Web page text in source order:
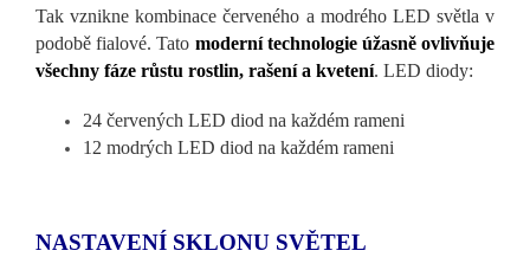
Tak vznikne kombinace červeného a modrého LED světla v
podobě fialové. Tato moderní technologie úžasně ovlivňuje
všechny fáze růstu rostlin, rašení a kvetení. LED diody:
24 červených LED diod na každém rameni
12 modrých LED diod na každém rameni
NASTAVENÍ SKLONU SVĚTEL